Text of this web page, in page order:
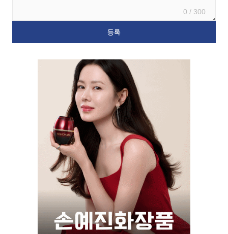
0 / 300